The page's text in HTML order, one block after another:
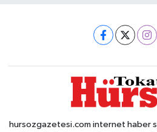
hursozgazetesi.com internet haber